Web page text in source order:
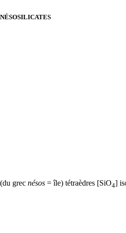
NÉSOSILICATES
(du grec nésos = île) tétraèdres [SiO4]